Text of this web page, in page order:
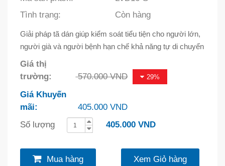
Tình trạng:
Còn hàng
Giải pháp tã dán giúp kiểm soát tiểu tiện cho người lớn,
người già và người bệnh hạn chế khả năng tự di chuyển
Giá thị
trường:
570.000 VND 29%
Giá Khuyến
mãi:
405.000 VND
Số lượng
405.000 VND
Mua hàng Xem Giỏ hàng